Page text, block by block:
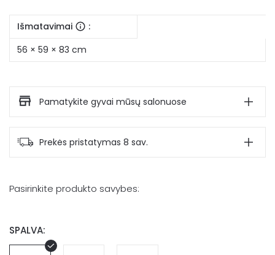
Išmatavimai
:
56 × 59 × 83 cm
Pamatykite gyvai mūsų salonuose
Prekės pristatymas 8 sav.
Pasirinkite produkto savybes:
SPALVA: